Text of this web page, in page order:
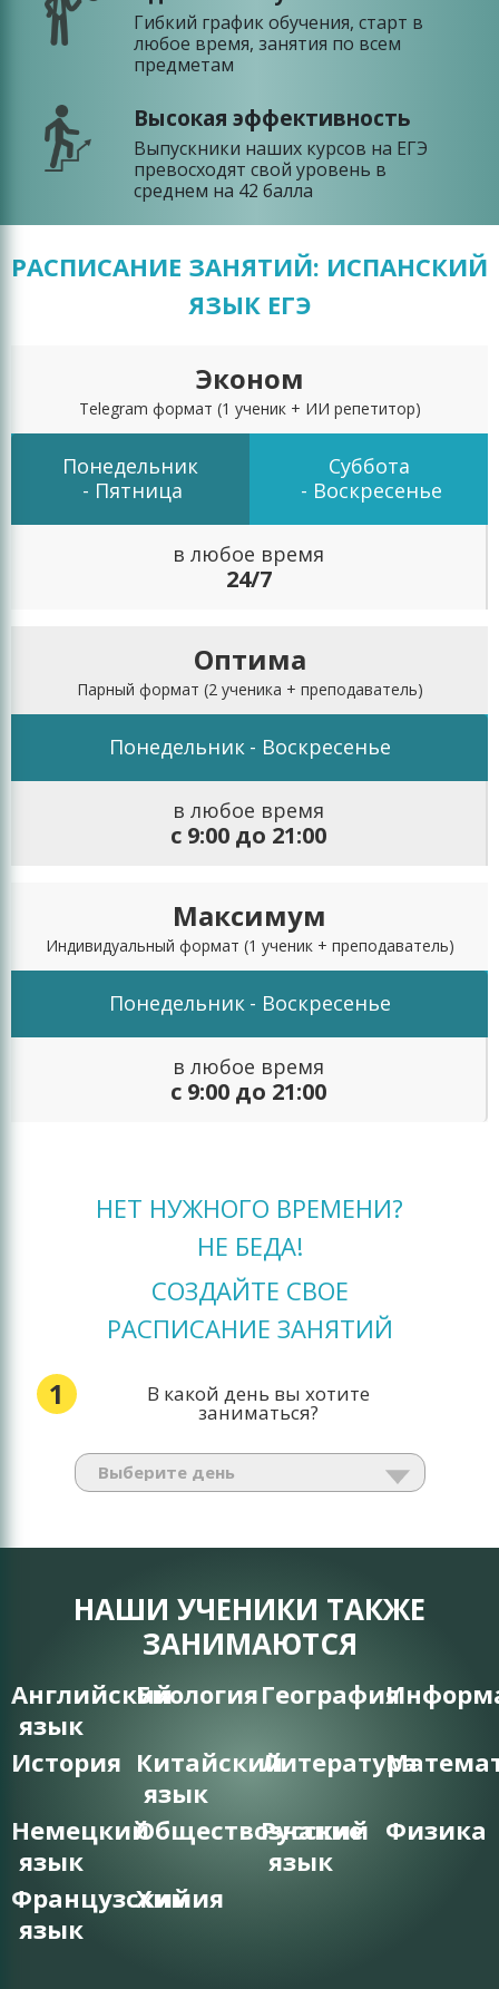
Гибкий график обучения, старт в
любое время, занятия по всем
предметам
Высокая эффективность
Выпускники наших курсов на ЕГЭ
превосходят свой уровень в
среднем на 42 балла
РАСПИСАНИЕ ЗАНЯТИЙ: ИСПАНСКИЙ
ЯЗЫК ЕГЭ
Эконом
Telegram формат (1 ученик + ИИ репетитор)
Понедельник
- Пятница
Суббота
- Воскресенье
в любое время
24/7
Оптима
Парный формат (2 ученика + преподаватель)
Понедельник - Воскресенье
в любое время
с 9:00 до 21:00
Максимум
Индивидуальный формат (1 ученик + преподаватель)
Понедельник - Воскресенье
в любое время
с 9:00 до 21:00
НЕТ НУЖНОГО ВРЕМЕНИ?
НЕ БЕДА!
СОЗДАЙТЕ СВОЕ
РАСПИСАНИЕ ЗАНЯТИЙ
1 В какой день вы хотите
заниматься?
НАШИ УЧЕНИКИ ТАКЖЕ
ЗАНИМАЮТСЯ
Английский
язык
БиологияГеография
История Китайский
язык
Литература
Немецкий
язык
Обществознание
Русский
язык
Физика
Французский
язык
Химия